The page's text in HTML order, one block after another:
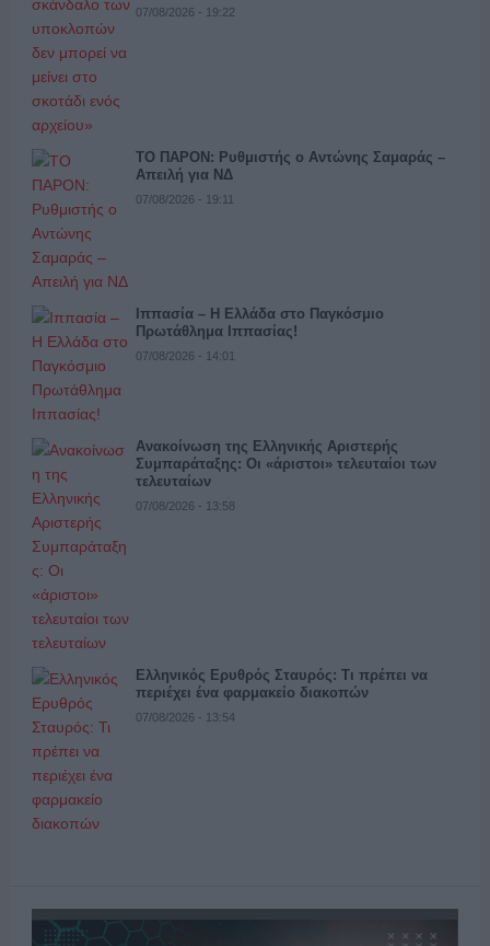
07/08/2026 - 19:22
ΤΟ ΠΑΡΟΝ: Ρυθμιστής ο Αντώνης Σαμαράς –
Απειλή για ΝΔ
07/08/2026 - 19:11
Ιππασία – Η Ελλάδα στο Παγκόσμιο
Πρωτάθλημα Ιππασίας!
07/08/2026 - 14:01
Ανακοίνωση της Ελληνικής Αριστερής
Συμπαράταξης: Οι «άριστοι» τελευταίοι των
τελευταίων
07/08/2026 - 13:58
Ελληνικός Ερυθρός Σταυρός: Τι πρέπει να
περιέχει ένα φαρμακείο διακοπών
07/08/2026 - 13:54